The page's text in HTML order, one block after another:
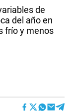
de
del año en
frío y menos